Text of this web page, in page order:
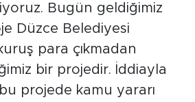
Bugün geldiğimiz
Düzce Belediyesi
para çıkmadan
bir projedir. İddiayla
projede kamu yararı